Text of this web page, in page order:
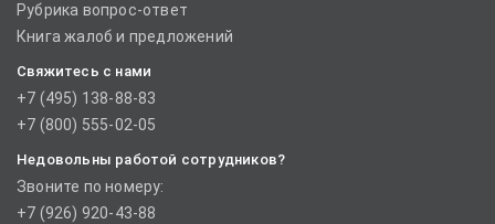
Рубрика вопрос-ответ
Книга жалоб и предложений
Свяжитесь с нами
+7 (495) 138-88-83
+7 (800) 555-02-05
Недовольны работой сотрудников?
Звоните по номеру:
+7 (926) 920-43-88